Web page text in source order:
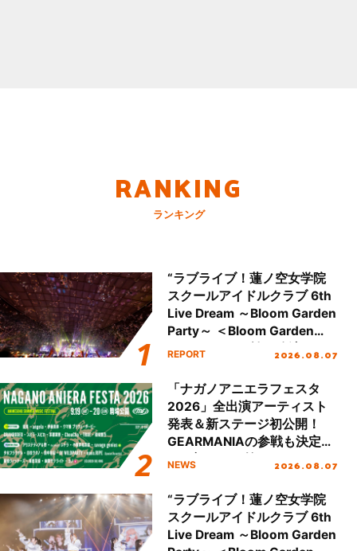
RANKING
ランキング
“ラブライブ！蓮ノ空女学院
スクールアイドルクラブ 6th
Live Dream ～Bloom Garden
Party～ ＜Bloom Garden
Party Stage／埼玉公演＞”
REPORT 2026.08.07
「ナガノアニエラフェスタ
2026」全出演アーティスト
発表＆新ステージ初公開！
GEARMANIAの参戦も決定
し、初となる第3ステージの
NEWS 2026.08.07
“ラブライブ！蓮ノ空女学院
スクールアイドルクラブ 6th
Live Dream ～Bloom Garden